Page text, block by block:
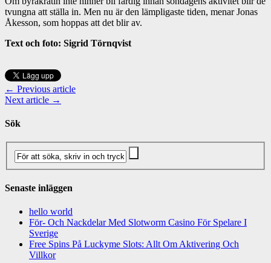
tvungna att ställa in. Men nu är den lämpligaste tiden, menar Jonas
Åkesson, som hoppas att det blir av.
Text och foto: Sigrid Törnqvist
← Previous article
Next article →
Sök
Senaste inläggen
hello world
För- Och Nackdelar Med Slotworm Casino För Spelare I
Sverige
Free Spins På Luckyme Slots: Allt Om Aktivering Och
Villkor